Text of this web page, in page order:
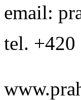
email:
tel. +420